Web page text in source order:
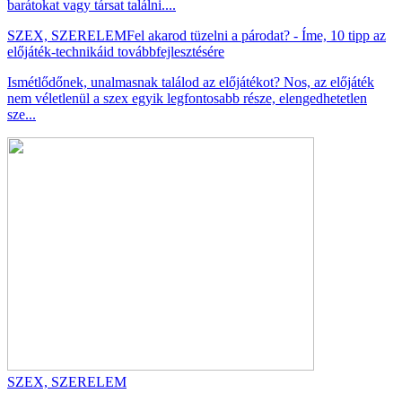
barátokat vagy társat találni....
SZEX, SZERELEMFel akarod tüzelni a párodat? - Íme, 10 tipp az
előjáték-technikáid továbbfejlesztésére
Ismétlődőnek, unalmasnak találod az előjátékot? Nos, az előjáték
nem véletlenül a szex egyik legfontosabb része, elengedhetetlen
sze...
SZEX, SZERELEM